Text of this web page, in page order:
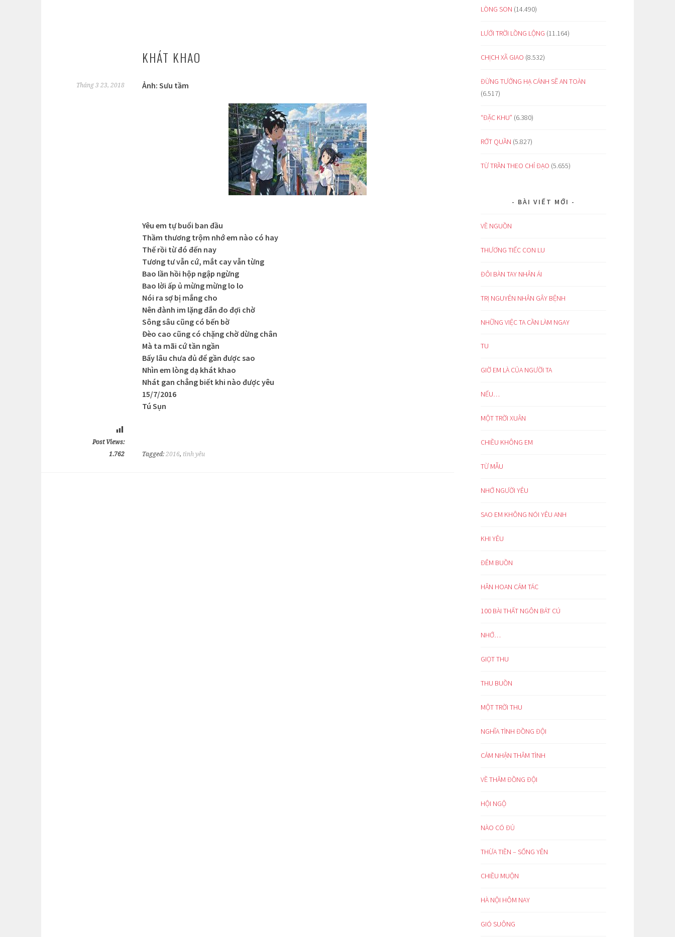
KHÁT KHAO
Tháng 3 23, 2018 Ảnh: Sưu tầm
Yêu em tự buổi ban đầu
Thầm thương trộm nhớ em nào có hay
Thế rồi từ đó đến nay
Tương tư vẫn cứ, mắt cay vẫn từng
Bao lần hồi hộp ngập ngừng
Bao lời ấp ủ mừng mừng lo lo
Nói ra sợ bị mắng cho
Nên đành im lặng đắn đo đợi chờ
Sông sâu cũng có bến bờ
Đèo cao cũng có chặng chờ dừng chân
Mà ta mãi cứ tần ngần
Bấy lâu chưa đủ để gần được sao
Nhìn em lòng dạ khát khao
Nhát gan chẳng biết khi nào được yêu
15/7/2016
Tú Sụn
Post Views:
1.762
Tagged: 2016, tình yêu
LÒNG SON (14.490)
LƯỚI TRỜI LỒNG LỘNG (11.164)
CHỊCH XÃ GIAO (8.532)
ĐỪNG TƯỞNG HẠ CÁNH SẼ AN TOÀN
(6.517)
“ĐẶC KHU” (6.380)
RỚT QUẦN (5.827)
TỪ TRẦN THEO CHỈ ĐẠO (5.655)
BÀI VIẾT MỚI
VỀ NGUỒN
THƯƠNG TIẾC CON LU
ĐÔI BÀN TAY NHÂN ÁI
TRỊ NGUYÊN NHÂN GÂY BỆNH
NHỮNG VIỆC TA CẦN LÀM NGAY
TU
GIỜ EM LÀ CỦA NGƯỜI TA
NẾU…
MỘT TRỜI XUÂN
CHIỀU KHÔNG EM
TỪ MẪU
NHỚ NGƯỜI YÊU
SAO EM KHÔNG NÓI YÊU ANH
KHI YÊU
ĐÊM BUỒN
HÂN HOAN CẢM TÁC
100 BÀI THẤT NGÔN BÁT CÚ
NHỚ…
GIỌT THU
THU BUỒN
MỘT TRỜI THU
NGHĨA TÌNH ĐỒNG ĐỘI
CẢM NHẬN THÂM TÌNH
VỀ THĂM ĐỒNG ĐỘI
HỘI NGỘ
NÀO CÓ ĐỦ
THỪA TIỀN – SỐNG YÊN
CHIỀU MUỘN
HÀ NỘI HÔM NAY
GIÓ SUÔNG